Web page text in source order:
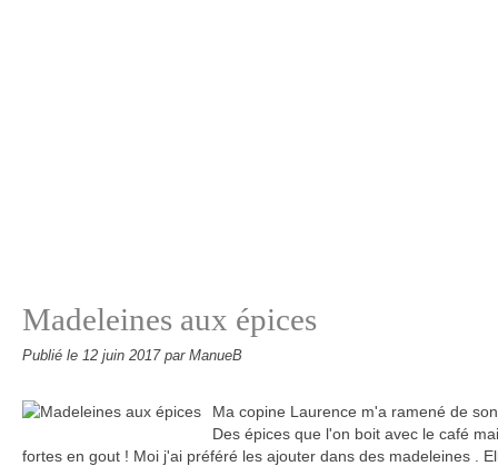
Madeleines aux épices
Publié le 12 juin 2017 par ManueB
Ma copine Laurence m'a ramené de
Des épices que l'on boit avec le café
fortes en gout ! Moi j'ai préféré les ajouter dans des madeleines .